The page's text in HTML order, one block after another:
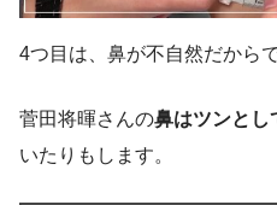
4つ目は、鼻が不自然だから
菅田将暉さんの鼻はツンとし
いたりもします。